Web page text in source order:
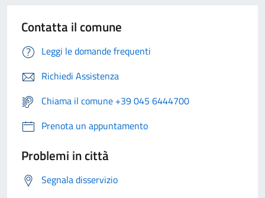
Contatta il comune
Leggi le domande frequenti
Richiedi Assistenza
Chiama il comune +39 045 6444700
Prenota un appuntamento
Problemi in città
Segnala disservizio